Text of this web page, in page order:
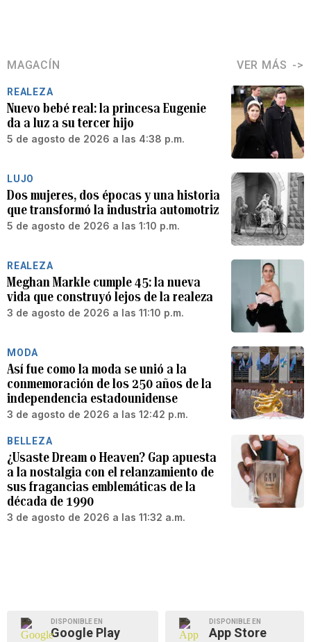
MAGACÍN VER MÁS
REALEZA
Nuevo bebé real: la princesa Eugenie
da a luz a su tercer hijo
5 de agosto de 2026 a las 4:38 p.m.
LUJO
Dos mujeres, dos épocas y una historia
que transformó la industria automotriz
5 de agosto de 2026 a las 1:10 p.m.
REALEZA
Meghan Markle cumple 45: la nueva
vida que construyó lejos de la realeza
3 de agosto de 2026 a las 11:10 p.m.
MODA
Así fue como la moda se unió a la
conmemoración de los 250 años de la
independencia estadounidense
3 de agosto de 2026 a las 12:42 p.m.
BELLEZA
¿Usaste Dream o Heaven? Gap apuesta
a la nostalgia con el relanzamiento de
sus fragancias emblemáticas de la
década de 1990
3 de agosto de 2026 a las 11:32 a.m.
DISPONIBLE EN
Google Play
DISPONIBLE EN
App Store